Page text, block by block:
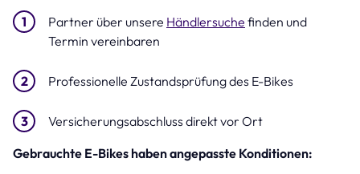
Partner über unsere Händlersuche finden und
Termin vereinbaren
Professionelle Zustandsprüfung des E-Bikes
Versicherungsabschluss direkt vor Ort
Gebrauchte E-Bikes haben angepasste Konditionen: